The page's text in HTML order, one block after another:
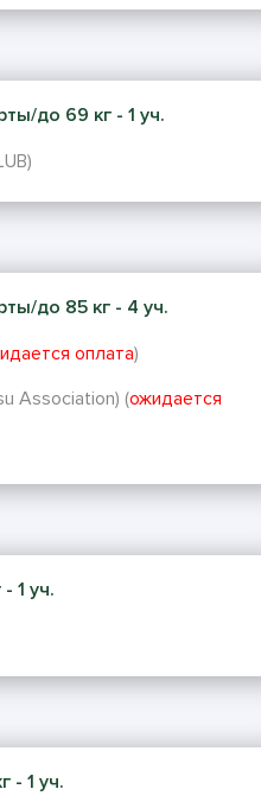
до 69 кг - 1 уч.
до 85 кг - 4 уч.
оплата)
Association) (ожидается
1 уч.
- 1 уч.